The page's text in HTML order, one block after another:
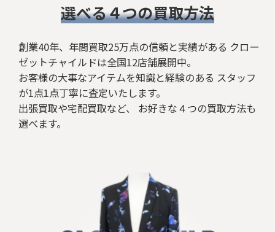
​選べる４つの買取方法
創業40年、年間買取25万点の信頼と実績がある クロー
ゼットチャイルドは全国12店舗展開中。
お客様の大事なアイテムを知識と経験のある スタッフ
が1点1点丁寧に査定いたします。
出張買取や宅配買取など、 お好きな４つの買取方法も
選べます。